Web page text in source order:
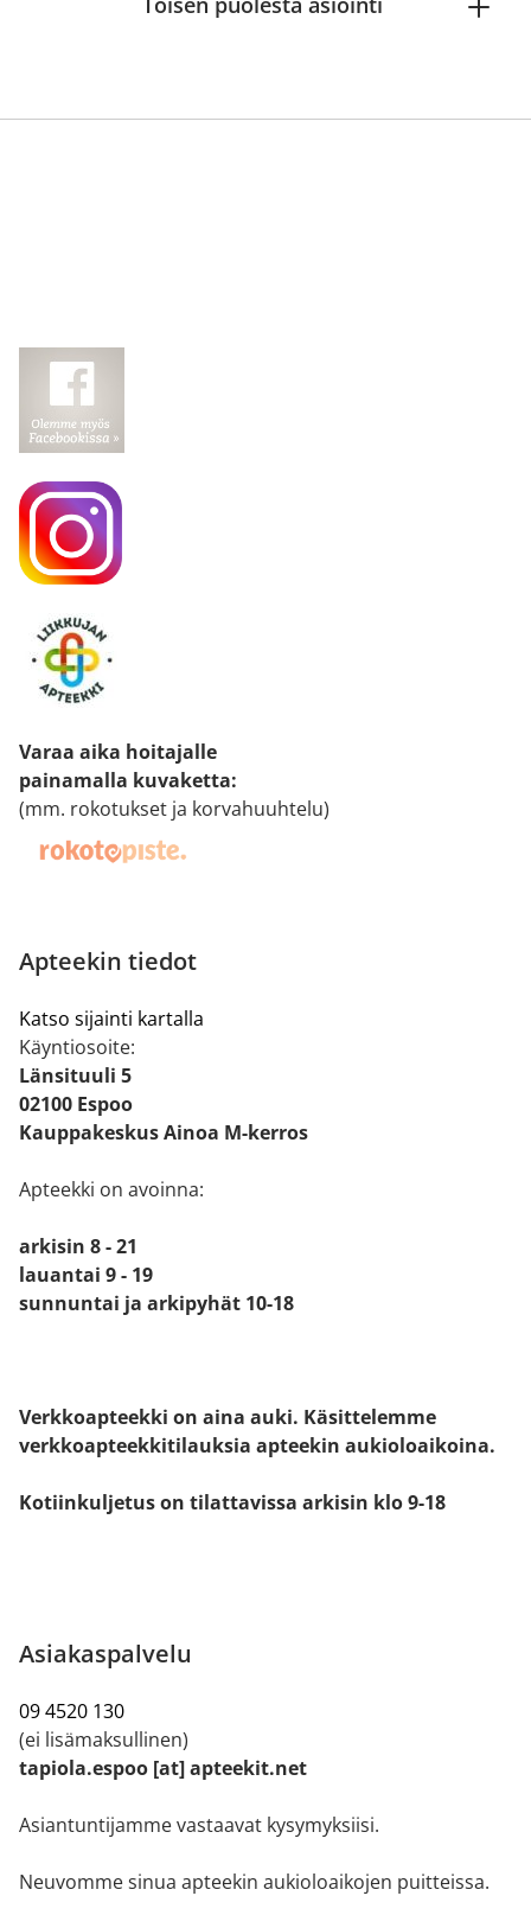
Varaa aika hoitajalle
painamalla kuvaketta:
(mm. rokotukset ja korvahuuhtelu)
Apteekin tiedot
Katso sijainti kartalla
Käyntiosoite:
Länsituuli 5
02100 Espoo
Kauppakeskus Ainoa M-kerros
Apteekki on avoinna:
arkisin 8 - 21
lauantai 9 - 19
sunnuntai ja arkipyhät 10-18
Verkkoapteekki on aina auki. Käsittelemme
verkkoapteekkitilauksia apteekin aukioloaikoina.
Kotiinkuljetus on tilattavissa arkisin klo 9-18
Asiakaspalvelu
09 4520 130
(ei lisämaksullinen)
tapiola.espoo [at] apteekit.net
Asiantuntijamme vastaavat kysymyksiisi.
Neuvomme sinua apteekin aukioloaikojen puitteissa.